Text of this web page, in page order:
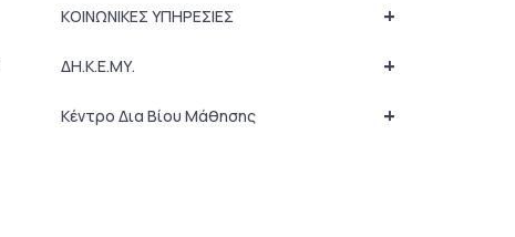
+
ΚΟΙΝΩΝΙΚΕΣ ΥΠΗΡΕΣΙΕΣ
+
ΔΗ.Κ.Ε.ΜΥ.
+
Κέντρο Δια Βίου Μάθησης